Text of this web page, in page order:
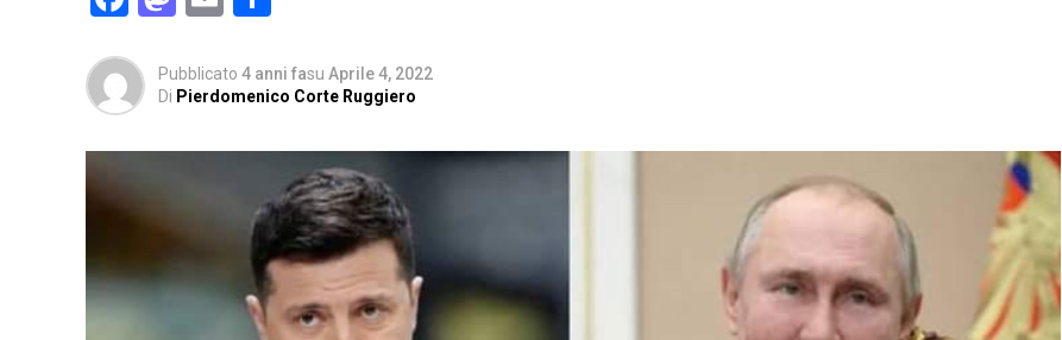
Pubblicato 4 anni fasu Aprile 4, 2022
Di Pierdomenico Corte Ruggiero